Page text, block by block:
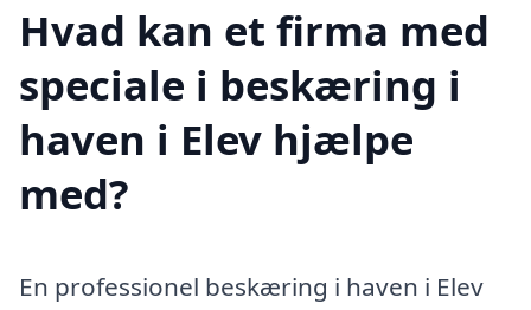
Hvad kan et firma med
speciale i beskæring i
haven i Elev hjælpe
med?
En professionel beskæring i haven i Elev